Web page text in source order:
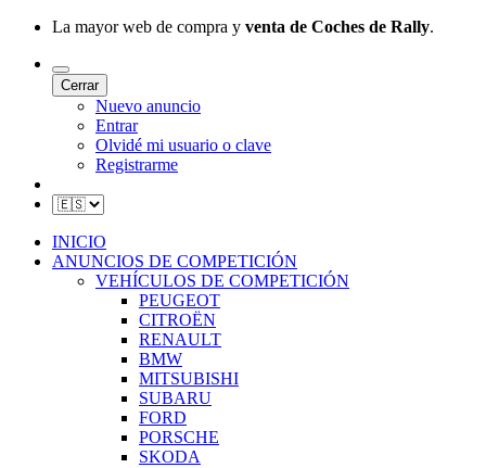
La mayor web de compra y venta de Coches de Rally.
Cerrar
Nuevo anuncio
Entrar
Olvidé mi usuario o clave
Registrarme
INICIO
ANUNCIOS DE COMPETICIÓN
VEHÍCULOS DE COMPETICIÓN
PEUGEOT
CITROËN
RENAULT
BMW
MITSUBISHI
SUBARU
FORD
PORSCHE
SKODA